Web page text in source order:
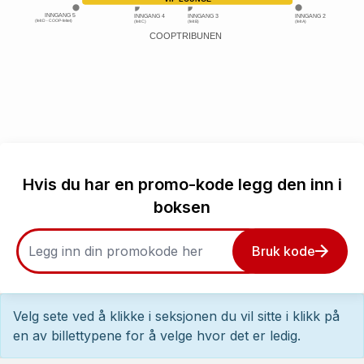
INNGANG 2
(felt A)
COOPTRIBUNEN
INNGANG 5
(felt D - COOP-feltet)
INNGANG 4
(felt C)
INNGANG 3
(felt B)
Hvis du har en promo-kode legg den inn i
boksen
Bruk kode
Velg sete ved å klikke i seksjonen du vil sitte i klikk på
en av billettypene for å velge hvor det er ledig.